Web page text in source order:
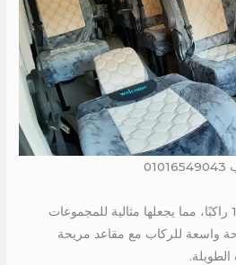
بالتالى تتسع تويوتا هايس لـ 13 راكبًا، مما يجعلها مثالية للمجموعات
واسعة للركاب مع مقاعد مريحة